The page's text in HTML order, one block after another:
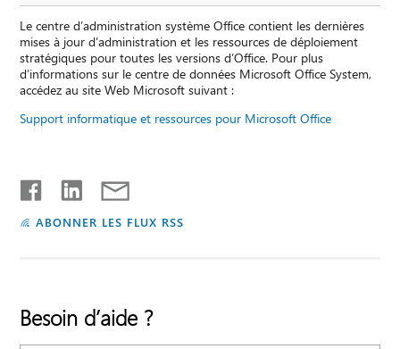
Le centre d’administration système Office contient les dernières
mises à jour d’administration et les ressources de déploiement
stratégiques pour toutes les versions d’Office. Pour plus
d’informations sur le centre de données Microsoft Office System,
accédez au site Web Microsoft suivant :
Support informatique et ressources pour Microsoft Office
ABONNER LES FLUX RSS
Besoin d’aide ?